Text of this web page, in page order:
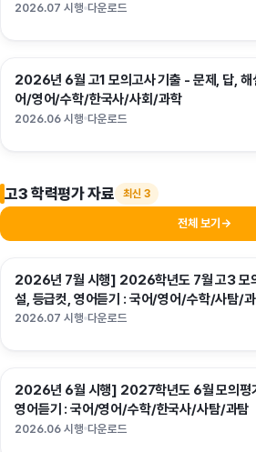
2026.07 시행 다운로드
고1
2026년 6월 고1 모의고사 기출 - 문제, 답, 해
어/영어/수학/한국사/사회/과학
2026.06 시행 다운로드
고3 학력평가 자료 최신 3
전체 보기 →
고3
2026년 7월 시행] 2026학년도 7월 고3 모
설, 등급컷, 영어듣기 : 국어/영어/수학/사탐/
2026.07 시행 다운로드
고3
2026년 6월 시행] 2027학년도 6월 모의평
영어듣기 : 국어/영어/수학/한국사/사탐/과탐
2026.06 시행 다운로드